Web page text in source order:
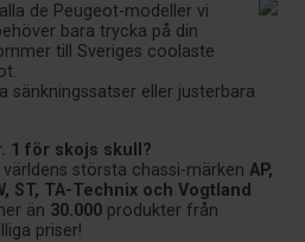
de Peugeot-modeller vi
bara trycka på din
till Sveriges coolaste
sänkningssatser eller justerbara
1 för skojs skull?
världens största chassi-märkenAP,
ST, TA-Technix och Vogtland
än 30.000 produkter från
priser!